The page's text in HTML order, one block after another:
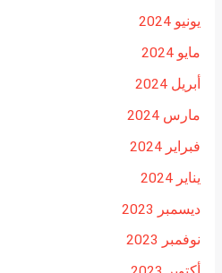
يونيو 2024
مايو 2024
أبريل 2024
مارس 2024
فبراير 2024
يناير 2024
ديسمبر 2023
نوفمبر 2023